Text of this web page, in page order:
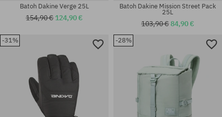
univerzálna veľkosť
Batoh Dakine Verge 25L
154,90 € 124,90 €
Batoh Dakine Mission Street Pack
25L
103,90 €84,90 €
-31% -28%